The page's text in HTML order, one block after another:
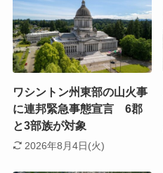
ワシントン州東部の山火事
に連邦緊急事態宣言 6郡
と3部族が対象
2026年8月4日(火)